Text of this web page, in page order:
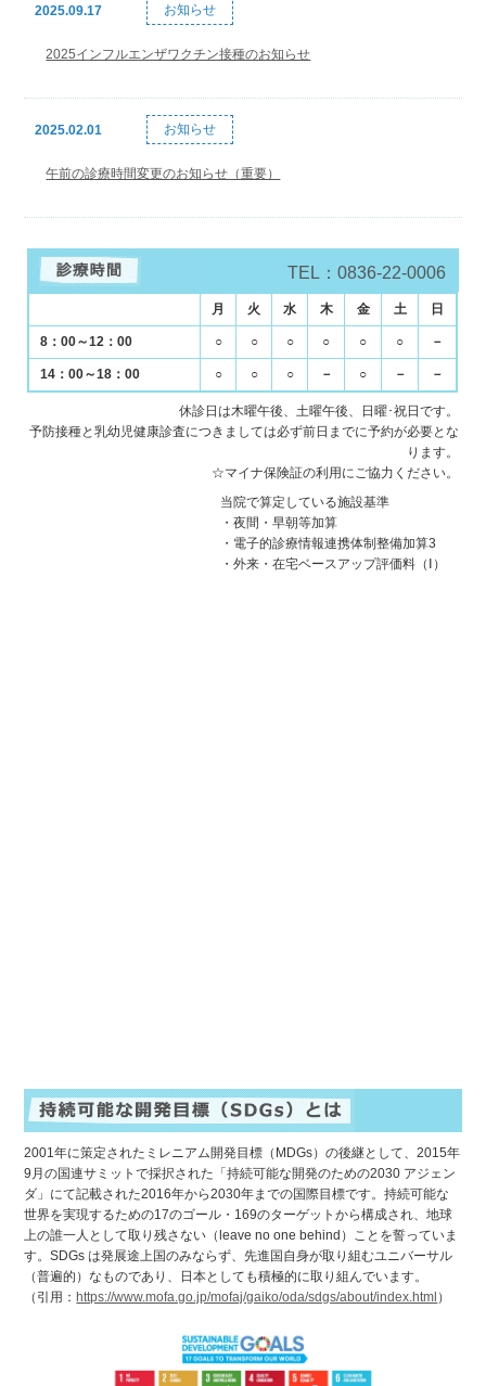
2025.09.17 お知らせ
2025インフルエンザワクチン接種のお知らせ
2025.02.01 お知らせ
午前の診療時間変更のお知らせ（重要）
TEL：0836-22-0006
月 火 水 木 金 土 日
8：00～12：00 ○ ○ ○ ○ ○ ○ －
14：00～18：00 ○ ○ ○ － ○ － －
休診日は木曜午後、土曜午後、日曜･祝日です。
予防接種と乳幼児健康診査につきましては必ず前日までに予約が必要とな
ります。
☆マイナ保険証の利用にご協力ください。
当院で算定している施設基準
・夜間・早朝等加算
・電子的診療情報連携体制整備加算3
・外来・在宅ベースアップ評価料（Ⅰ）
2001年に策定されたミレニアム開発目標（MDGs）の後継として、2015年
9月の国連サミットで採択された「持続可能な開発のための2030 アジェン
ダ」にて記載された2016年から2030年までの国際目標です。持続可能な
世界を実現するための17のゴール・169のターゲットから構成され、地球
上の誰一人として取り残さない（leave no one behind）ことを誓っていま
す。SDGs は発展途上国のみならず、先進国自身が取り組むユニバーサル
（普遍的）なものであり、日本としても積極的に取り組んでいます。
（引用： https://www.mofa.go.jp/mofaj/gaiko/oda/sdgs/about/index.html ）